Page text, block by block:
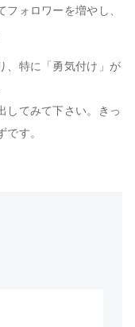
フォロワーを増やし、
、特に「勇気付け」が
してみて下さい。きっ
す。